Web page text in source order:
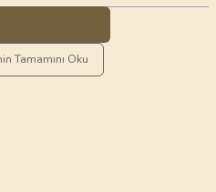
Tamamını Oku